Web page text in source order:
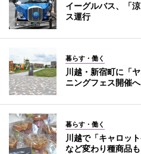
イーグルバス、「
ス運行
暮らす・働く
川越・新宿町に「
ニングフェス開催へ
暮らす・働く
川越で「キャロッ
など変わり種商品も